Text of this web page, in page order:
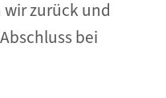
zurück und
bei